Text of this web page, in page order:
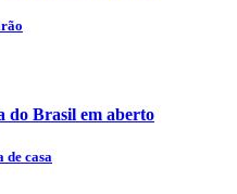
do Brasil em aberto
de casa